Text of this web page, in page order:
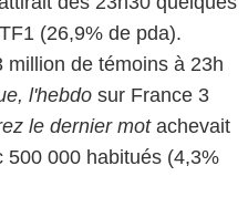
(26,9% de pda).
million de témoins à 23h
l'hebdo sur France 3
le dernier mot achevait
500 000 habitués (4,3%